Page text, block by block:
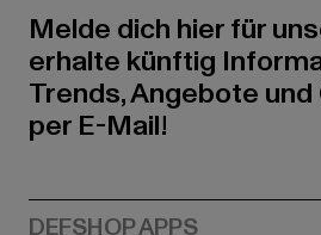
Melde dich hier für
erhalte künftig
Trends, Angebote
per E-Mail!